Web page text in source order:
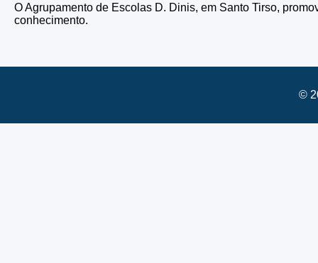
O Agrupamento de Escolas D. Dinis, em Santo Tirso,
conhecimento.
©